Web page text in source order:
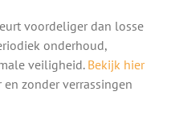
voordeliger dan losse
onderhoud,
veiligheid.Bekijk hier
en zonder verrassingen